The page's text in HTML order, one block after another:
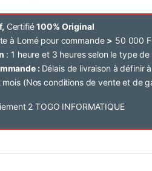
Certifié100% Original
à Lomé pour commande > 50 000
: 1 heure et 3 heures selon le type de
: Délais de livraison à définir
(Nos conditions de vente et de